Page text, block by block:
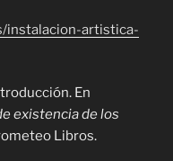
instalacion-artistica-
En
existencia de los
Libros.